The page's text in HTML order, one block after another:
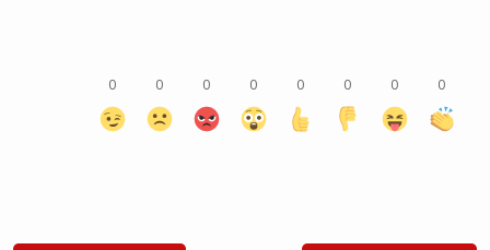
0 0 0 0 0 0 0 0